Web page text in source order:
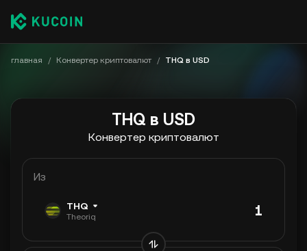
главная / Конвертер криптовалют / THQ в USD
THQ в USD
Конвертер криптовалют
Из
THQ
Theoriq